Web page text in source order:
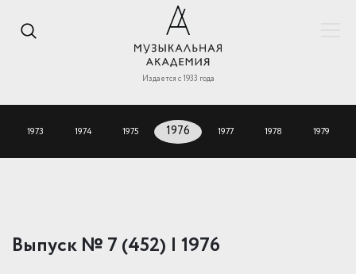
Издается с 1933 года
1973 1974 1975 1976 1977 1978 1979
Выпуск № 7 (452) | 1976